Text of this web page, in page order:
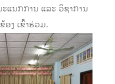
ແນກການ ແລະ ວິຊາການ
ງ ເຂົ້າຮ່ວມ.